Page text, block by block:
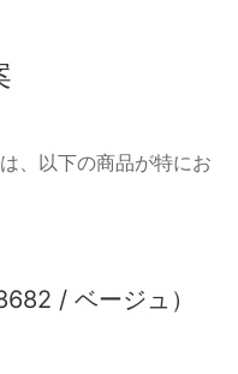
、以下の商品が特にお
/ ベージュ）